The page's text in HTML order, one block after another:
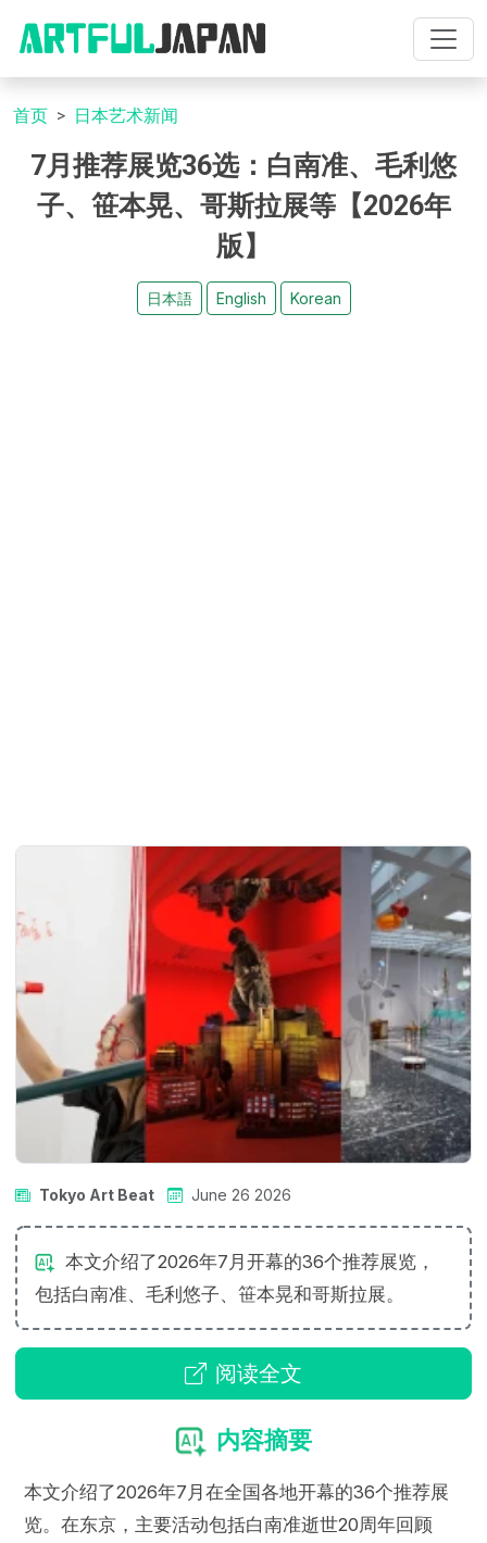
首页 日本艺术新闻
7月推荐展览36选：白南准、毛利悠
子、笹本晃、哥斯拉展等【2026年
版】
日本語 English Korean
Tokyo Art Beat June 26 2026
本文介绍了2026年7月开幕的36个推荐展览，
包括白南准、毛利悠子、笹本晃和哥斯拉展。
阅读全文
内容摘要
本文介绍了2026年7月在全国各地开幕的36个推荐展
览。在东京，主要活动包括白南准逝世20周年回顾